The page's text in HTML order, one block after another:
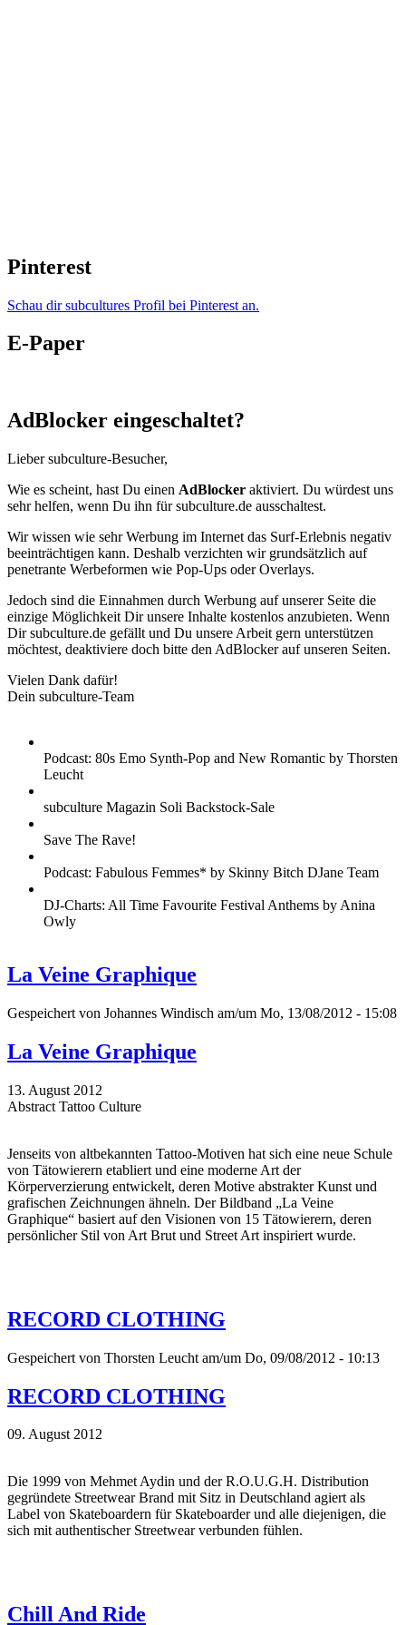
Pinterest
Schau dir subcultures Profil bei Pinterest an.
E-Paper
AdBlocker eingeschaltet?
Lieber subculture-Besucher,
Wie es scheint, hast Du einen AdBlocker aktiviert. Du würdest uns
sehr helfen, wenn Du ihn für subculture.de ausschaltest.
Wir wissen wie sehr Werbung im Internet das Surf-Erlebnis negativ
beeinträchtigen kann. Deshalb verzichten wir grundsätzlich auf
penetrante Werbeformen wie Pop-Ups oder Overlays.
Jedoch sind die Einnahmen durch Werbung auf unserer Seite die
einzige Möglichkeit Dir unsere Inhalte kostenlos anzubieten. Wenn
Dir subculture.de gefällt und Du unsere Arbeit gern unterstützen
möchtest, deaktiviere doch bitte den AdBlocker auf unseren Seiten.
Vielen Dank dafür!
Dein subculture-Team
Podcast: 80s Emo Synth-Pop and New Romantic by Thorsten
Leucht
subculture Magazin Soli Backstock-Sale
Save The Rave!
Podcast: Fabulous Femmes* by Skinny Bitch DJane Team
DJ-Charts: All Time Favourite Festival Anthems by Anina
Owly
La Veine Graphique
Gespeichert von Johannes Windisch am/um Mo, 13/08/2012 - 15:08
La Veine Graphique
13. August 2012
Abstract Tattoo Culture
Jenseits von altbekannten Tattoo-Motiven hat sich eine neue Schule
von Tätowierern etabliert und eine moderne Art der
Körperverzierung entwickelt, deren Motive abstrakter Kunst und
grafischen Zeichnungen ähneln. Der Bildband „La Veine
Graphique“ basiert auf den Visionen von 15 Tätowierern, deren
persönlicher Stil von Art Brut und Street Art inspiriert wurde.
RECORD CLOTHING
Gespeichert von Thorsten Leucht am/um Do, 09/08/2012 - 10:13
RECORD CLOTHING
09. August 2012
Die 1999 von Mehmet Aydin und der R.O.U.G.H. Distribution
gegründete Streetwear Brand mit Sitz in Deutschland agiert als
Label von Skateboardern für Skateboarder und alle diejenigen, die
sich mit authentischer Streetwear verbunden fühlen.
Chill And Ride